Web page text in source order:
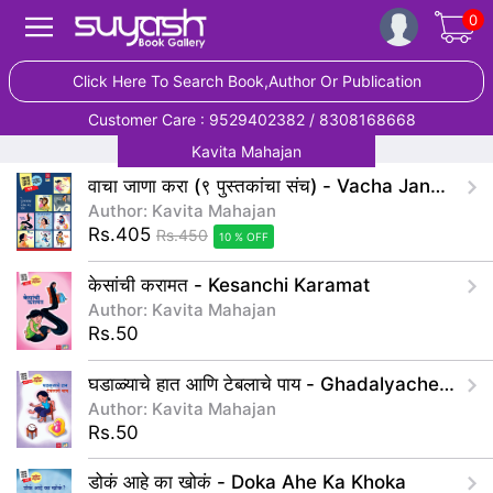
0
Click Here To Search Book,Author Or Publication
Customer Care : 9529402382 / 8308168668
Kavita Mahajan
वाचा जाणा करा (९ पुस्तकांचा संच) - Vacha Jana Kara(Set of 9 books)
Author: Kavita Mahajan
Rs.405 Rs.450 10 % OFF
केसांची करामत - Kesanchi Karamat
Author: Kavita Mahajan
Rs.50
घडाळ्याचे हात आणि टेबलाचे पाय - Ghadalyache Hat Ani Teblache Pay
Author: Kavita Mahajan
Rs.50
डोकं आहे का खोकं - Doka Ahe Ka Khoka